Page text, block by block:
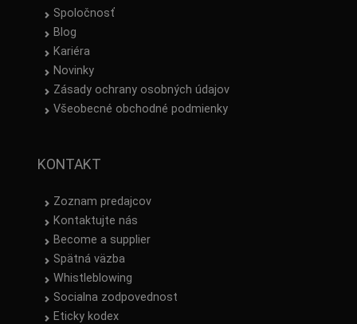
Spoločnosť
Blog
Kariéra
Novinky
Zásady ochrany osobných údajov
Všeobecné obchodné podmienky
KONTAKT
Zoznam predajcov
Kontaktujte nás
Become a supplier
Spätná väzba
Whistleblowing
Socialna zodpovednost
Eticky kodex